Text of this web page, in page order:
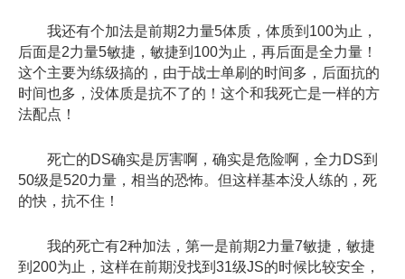
我还有个加法是前期2力量5体质，体质到100为止，
后面是2力量5敏捷，敏捷到100为止，再后面是全力量！
这个主要为练级搞的，由于战士单刷的时间多，后面抗的
时间也多，没体质是抗不了的！这个和我死亡是一样的方
法配点！
死亡的DS确实是厉害啊，确实是危险啊，全力DS到
50级是520力量，相当的恐怖。但这样基本没人练的，死
的快，抗不住！
我的死亡有2种加法，第一是前期2力量7敏捷，敏捷
到200为止，这样在前期没找到31级JS的时候比较安全，